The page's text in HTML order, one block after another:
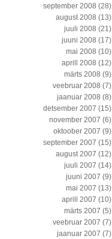
september 2008 (28)
august 2008 (13)
juuli 2008 (21)
juuni 2008 (17)
mai 2008 (10)
aprill 2008 (12)
märts 2008 (9)
veebruar 2008 (7)
jaanuar 2008 (8)
detsember 2007 (15)
november 2007 (6)
oktoober 2007 (9)
september 2007 (15)
august 2007 (12)
juuli 2007 (14)
juuni 2007 (9)
mai 2007 (13)
aprill 2007 (10)
märts 2007 (5)
veebruar 2007 (7)
jaanuar 2007 (7)